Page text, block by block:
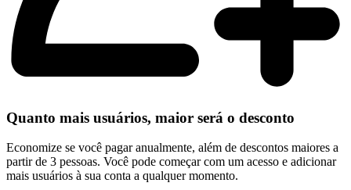
Quanto mais usuários, maior será o desconto
Economize se você pagar anualmente, além de descontos maiores a
partir de 3 pessoas. Você pode começar com um acesso e adicionar
mais usuários à sua conta a qualquer momento.